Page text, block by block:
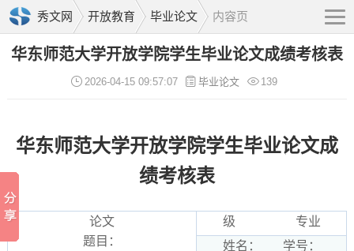
秀文网 开放教育 毕业论文 内容页
华东师范大学开放学院学生毕业论文成绩考核表
2026-04-15 09:57:07 毕业论文 139
华东师范大学开放学院学生毕业论文成
绩考核表
论文
题目：
级 专业
姓名： 学号：